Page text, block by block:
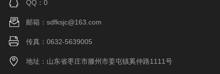
QQ：0
邮箱：sdfksjc@163.com
传真：0632-5639005
地址：山东省枣庄市滕州市姜屯镇奚仲路1111号